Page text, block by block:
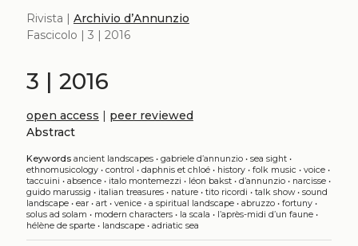
Rivista | Archivio d’Annunzio
Fascicolo | 3 | 2016
3 | 2016
open access | peer reviewed
Abstract
Keywords ancient landscapes• gabriele d’annunzio• sea sight•
ethnomusicology• control • daphnis et chloé• history• folk music • voice•
taccuini • absence• italo montemezzi • léon bakst• d’annunzio• narcisse•
guido marussig • italian treasures• nature• tito ricordi • talk show• sound
landscape• ear• art• venice• a spiritual landscape• abruzzo• fortuny•
solus ad solam • modern characters• la scala • l’après-midi d’un faune•
hélène de sparte• landscape• adriatic sea